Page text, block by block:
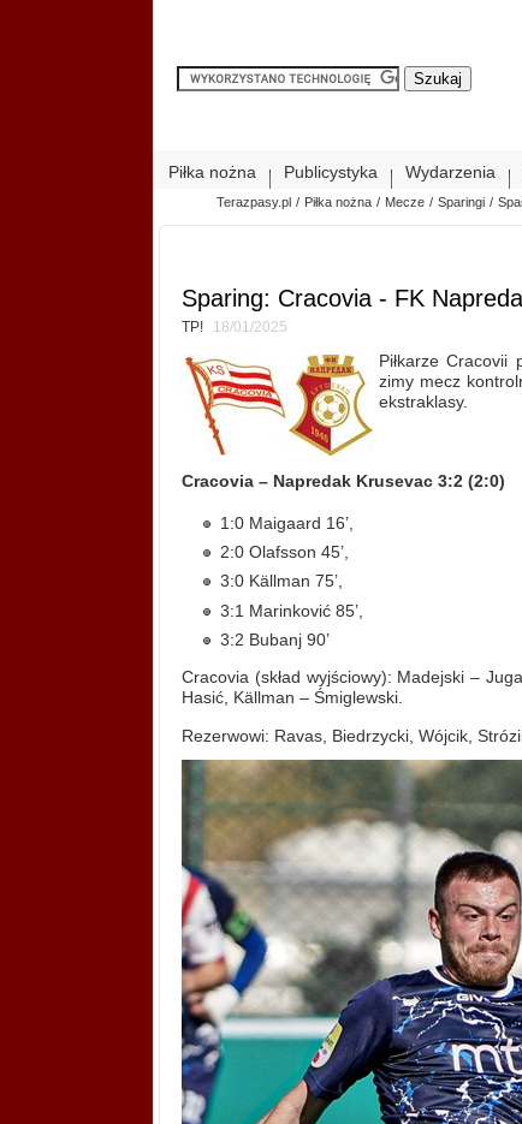
Piłka nożna Publicystyka Wydarzenia
Terazpasy.pl / Piłka nożna / Mecze / Sparingi /
Sparing: Cracovia - FK
TP! 18/01/2025
Piłkarze
zimy mecz
ekstraklasy.
Cracovia – Napredak Krusevac 3:2 (2:0)
1:0 Maigaard 16’,
2:0 Olafsson 45’,
3:0 Källman 75’,
3:1 Marinković 85’,
3:2 Bubanj 90’
Cracovia (skład wyjściowy): Madejski –
Hasić, Källman – Śmiglewski.
Rezerwowi: Ravas, Biedrzycki, Wójcik,